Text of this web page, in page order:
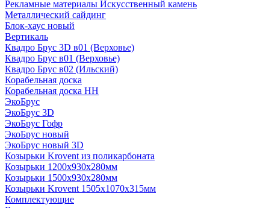
Рекламные материалы Искусственный камень
Металлический сайдинг
Блок-хаус новый
Вертикаль
Квадро Брус 3D в01 (Верховье)
Квадро Брус в01 (Верховье)
Квадро Брус в02 (Ильский)
Корабельная доска
Корабельная доска НН
ЭкоБрус
ЭкоБрус 3D
ЭкоБрус Гофр
ЭкоБрус новый
ЭкоБрус новый 3D
Козырьки Krovent из поликарбоната
Козырьки 1200х930х280мм
Козырьки 1500х930х280мм
Козырьки Krovent 1505х1070х315мм
Комплектующие